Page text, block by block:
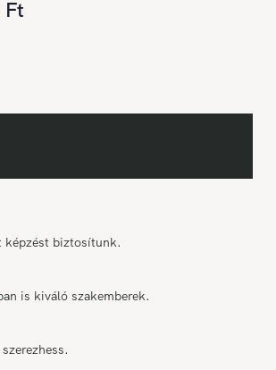
Ft
képzést biztosítunk.
is kiváló szakemberek.